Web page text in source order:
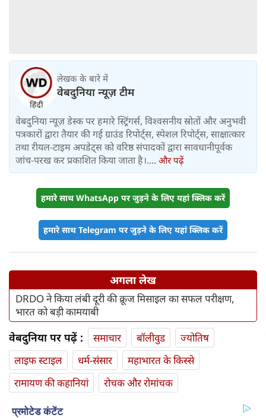
लेखक के बारे में
वेबदुनिया न्यूज़ टीम
वेबदुनिया न्यूज़ डेस्क पर हमारे स्ट्रिंगर्स, विश्वसनीय स्रोतों और अनुभवी
पत्रकारों द्वारा तैयार की गई ग्राउंड रिपोर्ट्स, स्पेशल रिपोर्ट्स, साक्षात्कार
तथा रीयल-टाइम अपडेट्स को वरिष्ठ संपादकों द्वारा सावधानीपूर्वक
जांच-परख कर प्रकाशित किया जाता है।.... और पढ़ें
हमारे साथ WhatsApp पर जुड़ने के लिए यहां क्लिक करें
हमारे साथ Telegram पर जुड़ने के लिए यहां क्लिक करें
अगला लेख
DRDO ने किया लंबी दूरी की क्रूज मिसाइल का सफल परीक्षण,
भारत को बड़ी कामयाबी
वेबदुनिया पर पढ़ें : समाचार बॉलीवुड
ज्योतिष
लाइफ स्‍टाइल
धर्म-संसार
महाभारत के किस्से
रामायण की कहानियां
रोचक और रोमांचक